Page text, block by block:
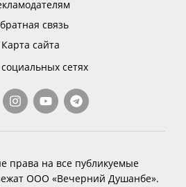
связь
Карта сайта
сетях
права на все публикуемые
ООО «Вечерний Душанбе».